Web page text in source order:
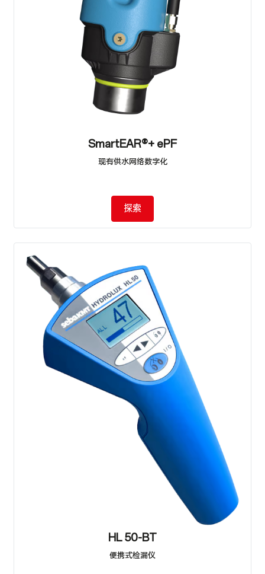
SmartEAR®+ ePF
现有供水网络数字化
探索
HL 50-BT
便携式检漏仪